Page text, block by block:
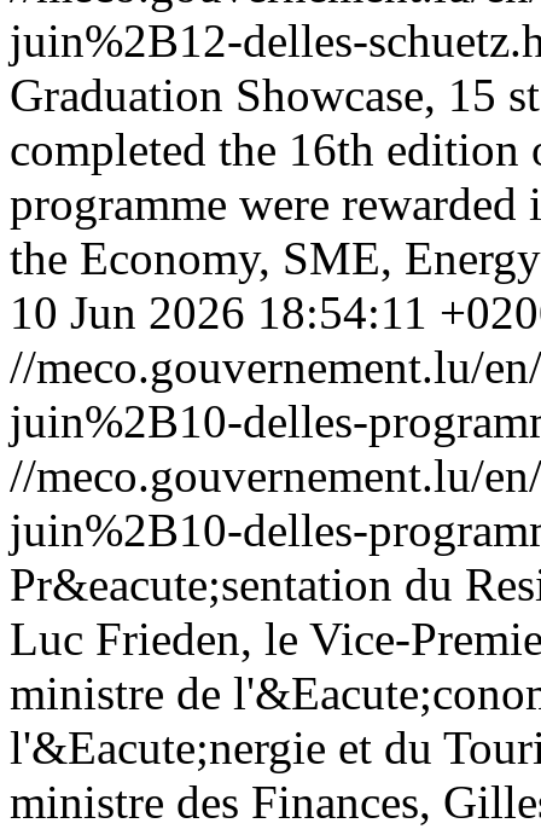
juin%2B12-delles-
Graduation Showcase, 15
completed the 16th edition
programme were
the Economy, SME,
10 Jun 2026 18:54:11
//meco.gouvernement.lu/
juin%2B10-delles-
//meco.gouvernement.lu/
juin%2B10-delles-
Pr&eacute;sentation du
Luc Frieden, le Vice-
ministre de
l'&Eacute;nergie et du
ministre des Finances,